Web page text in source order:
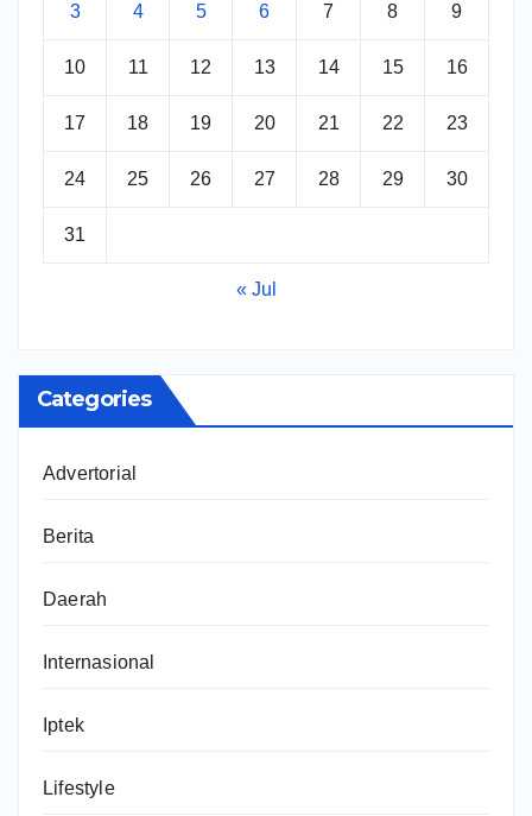
3 4 5 6 7 8 9
10 11 12 13 14 15 16
17 18 19 20 21 22 23
24 25 26 27 28 29 30
31
« Jul
Categories
Advertorial
Berita
Daerah
Internasional
Iptek
Lifestyle